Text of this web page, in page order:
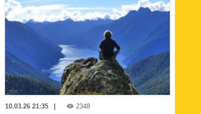
10.03.26 21:35 2348